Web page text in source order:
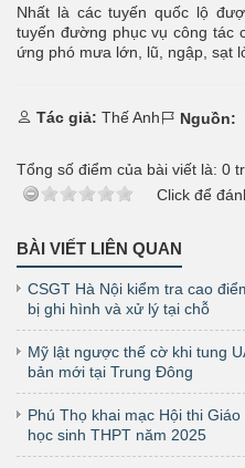
Nhất là các tuyến quốc lộ
tuyến đường phục vụ công tác
ứng phó mưa lớn, lũ, ngập, sạt
Tác giả: Thế Anh Nguồn:
Tổng số điểm của bài viết là: 0
Click để
BÀI VIẾT LIÊN QUAN
CSGT Hà Nội kiểm tra cao
bị ghi hình và xử lý tại chỗ
Mỹ lật ngược thế cờ khi tung
bản mới tại Trung Đông
Phú Thọ khai mạc Hội thi
học sinh THPT năm 2025